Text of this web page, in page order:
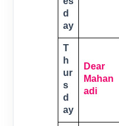
D
Ay
T
H
Ur
S
D
Ay
Dear
Mahan
Adi